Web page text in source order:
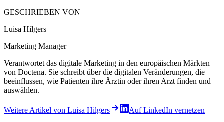
GESCHRIEBEN VON
Luisa Hilgers
Marketing Manager
Verantwortet das digitale Marketing in den europäischen Märkten
von Doctena. Sie schreibt über die digitalen Veränderungen, die
beeinflussen, wie Patienten ihre Ärztin oder ihren Arzt finden und
auswählen.
Weitere Artikel von Luisa Hilgers
Auf LinkedIn vernetzen